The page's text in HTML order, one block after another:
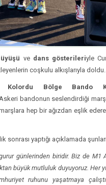
ve dans gösterileriyle
coşkulu alkışlarıyla doldu.
Kolordu Bölge Bando
bandonun seslendirdiği
hep bir ağızdan eşlik
sonrası yaptığı açıklamada
günlerinden biridir. Biz de M1
büyük mutluluk duyuyoruz. Her
ruhunu yaşatmaya